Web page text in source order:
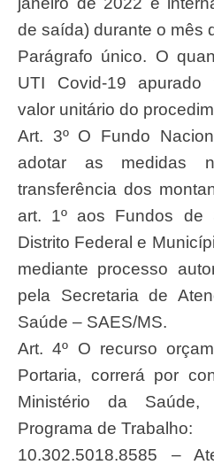
de saída) durante o mês
Parágrafo único. O
UTI Covid-19 apurado
valor unitário do
Art. 3º O Fundo
adotar as medidas
transferência dos
art. 1º aos Fundos de
Distrito Federal e
mediante processo
pela Secretaria de
Saúde – SAES/MS.
Art. 4º O recurso
Portaria, correrá por
Ministério
da Saúde,
Programa de Trabalho:
10.302.5018.8585 –